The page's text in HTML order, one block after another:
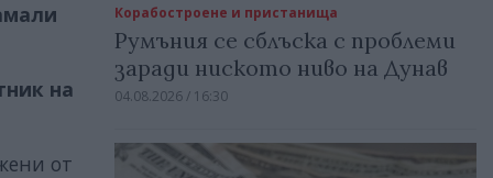
на
от
Корабостроене и пристанища
Румъния се сблъска с проблеми
заради ниското ниво на Дунав
04.08.2026 / 16:30